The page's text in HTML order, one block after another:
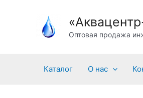
содержимому
Оптовая продажа
Каталог О нас